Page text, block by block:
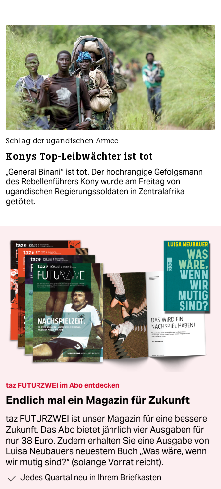
Schlag der ugandischen Armee
Konys Top-Leibwächter ist tot
„General Binani“ ist tot. Der hochrangige Gefolgsmann
des Rebellenführers Kony wurde am Freitag von
ugandischen Regierungssoldaten in Zentralafrika
getötet.
taz FUTURZWEI im Abo entdecken
Endlich mal ein Magazin für Zukunft
taz FUTURZWEI ist unser Magazin für eine bessere
Zukunft. Das Abo bietet jährlich vier Ausgaben für
nur 38 Euro. Zudem erhalten Sie eine Ausgabe von
Luisa Neubauers neuestem Buch „Was wäre, wenn
wir mutig sind?“ (solange Vorrat reicht).
Jedes Quartal neu in Ihrem Briefkasten